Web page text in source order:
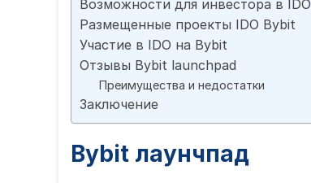
Возможности для инвестора в IDO
Размещенные проекты IDO Bybit
Участие в IDO на Bybit
Отзывы Bybit launchpad
Преимущества и недостатки
Заключение
Bybit лаунчпад